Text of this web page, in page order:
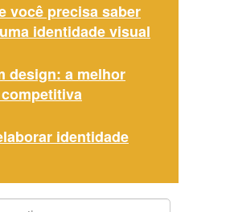
você precisa saber
identidade visual
design: a melhor
identidade